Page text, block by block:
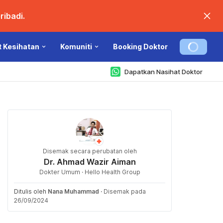
Kesihatan Komuniti Booking Doktor
Dapatkan Nasihat Doktor
Disemak secara perubatan oleh
Dr. Ahmad Wazir Aiman
Dokter Umum · Hello Health Group
Ditulis oleh Nana Muhammad · Disemak pada
26/09/2024